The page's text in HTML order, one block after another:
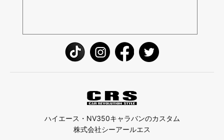
ハイエース・NV350キャラバンのカスタム
株式会社シーアールエス